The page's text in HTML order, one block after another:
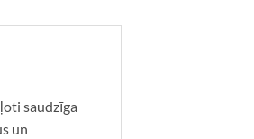
saudzīga
un